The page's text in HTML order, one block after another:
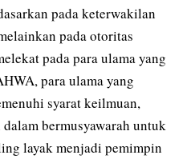
pada keterwakilan
pada otoritas
pada para ulama yang
para ulama yang
syarat keilmuan,
bermusyawarah untuk
layak menjadi pemimpin